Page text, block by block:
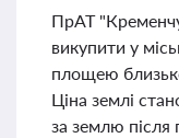
ПрАТ
викупити у
площею
Ціна землі
за землю